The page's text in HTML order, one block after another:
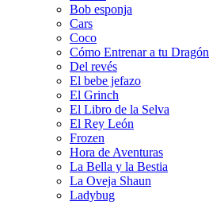
Bob esponja
Cars
Coco
Cómo Entrenar a tu Dragón
Del revés
El bebe jefazo
El Grinch
El Libro de la Selva
El Rey León
Frozen
Hora de Aventuras
La Bella y la Bestia
La Oveja Shaun
Ladybug